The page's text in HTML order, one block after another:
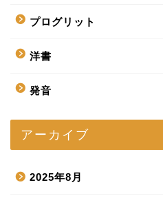
プログリット
洋書
発音
アーカイブ
2025年8月